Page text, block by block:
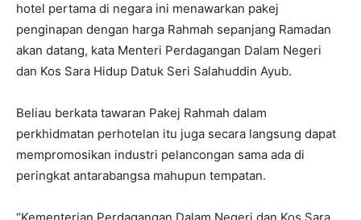
hotel pertama di negara ini menawarkan pakej
penginapan dengan harga Rahmah sepanjang Ramadan
akan datang, kata Menteri Perdagangan Dalam Negeri
dan Kos Sara Hidup Datuk Seri Salahuddin Ayub.
Beliau berkata tawaran Pakej Rahmah dalam
perkhidmatan perhotelan itu juga secara langsung dapat
mempromosikan industri pelancongan sama ada di
peringkat antarabangsa mahupun tempatan.